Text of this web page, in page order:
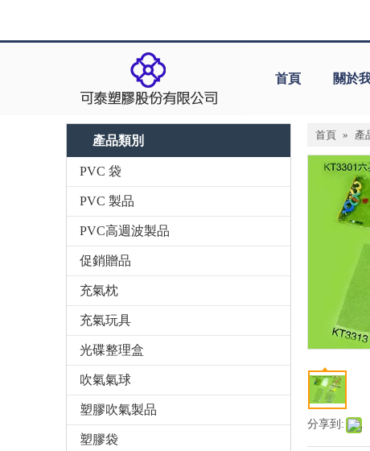
首頁 關於
產品類別
PVC 袋
PVC 製品
PVC高週波製品
促銷贈品
充氣枕
充氣玩具
光碟整理盒
吹氣氣球
塑膠吹氣製品
塑膠袋
首頁 » 產
分享到: